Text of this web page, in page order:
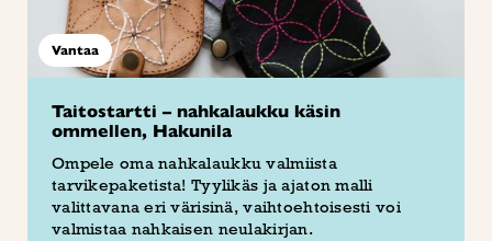
Vantaa
Taitostartti – nahkalaukku käsin
ommellen, Hakunila
Ompele oma nahkalaukku valmiista
tarvikepaketista! Tyylikäs ja ajaton malli
valittavana eri värisinä, vaihtoehtoisesti voi
valmistaa nahkaisen neulakirjan.